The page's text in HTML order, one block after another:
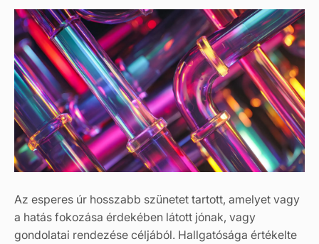
Az esperes úr hosszabb szünetet tartott, amelyet vagy
a hatás fokozása érdekében látott jónak, vagy
gondolatai rendezése céljából. Hallgatósága értékelte